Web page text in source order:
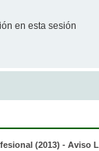
en esta sesión
(2013) - Aviso